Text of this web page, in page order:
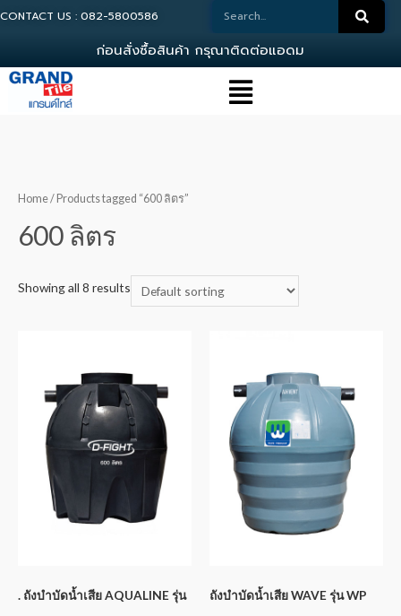
CONTACT US : 082-5800586
กอนสงซอสนคา กรณาตดตอแอดมน
Home/ Products tagged “600 ลิตร”
600 ลิตร
Showing all 8 results
. ถังบำบัดน้ำเสีย AQUALINE รุ่น ถังบำบัดน้ำเสีย WAVE รุ่น WP